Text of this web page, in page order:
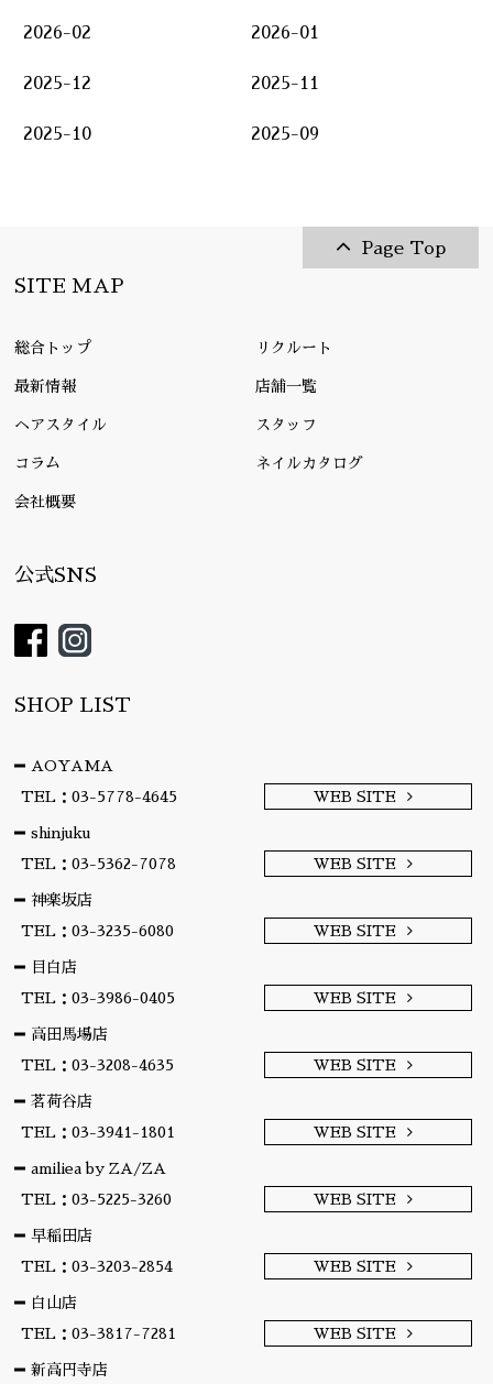
2026-02 2026-01
2025-12 2025-11
2025-10 2025-09
Page Top
SITE MAP
総合トップ リクルート
最新情報 店舗一覧
ヘアスタイル スタッフ
コラム ネイルカタログ
会社概要
公式SNS
SHOP LIST
AOYAMA
TEL：03-5778-4645
WEB SITE
shinjuku
TEL：03-5362-7078
WEB SITE
神楽坂店
TEL：03-3235-6080
WEB SITE
目白店
TEL：03-3986-0405
WEB SITE
高田馬場店
TEL：03-3208-4635
WEB SITE
茗荷谷店
TEL：03-3941-1801
WEB SITE
amiliea by ZA/ZA
TEL：03-5225-3260
WEB SITE
早稲田店
TEL：03-3203-2854
WEB SITE
白山店
TEL：03-3817-7281
WEB SITE
新高円寺店